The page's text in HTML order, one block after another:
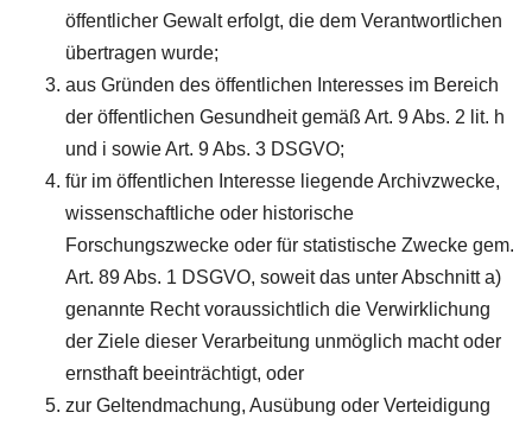
öffentlicher Gewalt erfolgt, die dem Verantwortlichen
übertragen wurde;
aus Gründen des öffentlichen Interesses im Bereich
der öffentlichen Gesundheit gemäß Art. 9 Abs. 2 lit. h
und i sowie Art. 9 Abs. 3 DSGVO;
für im öffentlichen Interesse liegende Archivzwecke,
wissenschaftliche oder historische
Forschungszwecke oder für statistische Zwecke gem.
Art. 89 Abs. 1 DSGVO, soweit das unter Abschnitt a)
genannte Recht voraussichtlich die Verwirklichung
der Ziele dieser Verarbeitung unmöglich macht oder
ernsthaft beeinträchtigt, oder
zur Geltendmachung, Ausübung oder Verteidigung